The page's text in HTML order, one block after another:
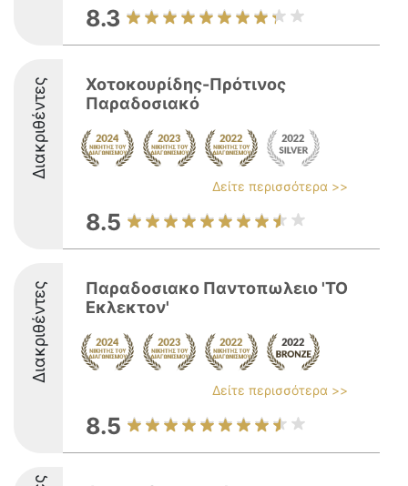
8.3
Διακριθέντες
Χοτοκουρίδης-Πρότινος
Παραδοσιακό
Δείτε περισσότερα >>
8.5
Διακριθέντες
Παραδοσιακο Παντοπωλειο 'ΤΟ
Εκλεκτον'
Δείτε περισσότερα >>
8.5